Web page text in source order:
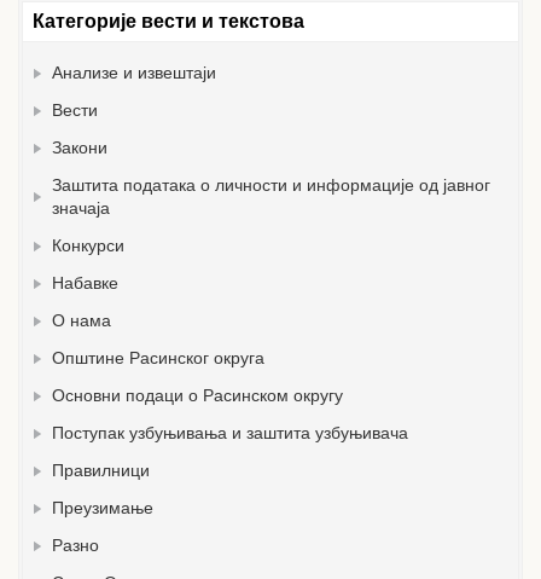
Категорије вести и текстова
Анализе и извештаји
Вести
Закони
Заштита података о личности и информације од јавног
значаја
Конкурси
Набавке
О нама
Општине Расинског округа
Основни подаци о Расинском округу
Поступак узбуњивања и заштита узбуњивача
Правилници
Преузимање
Разно